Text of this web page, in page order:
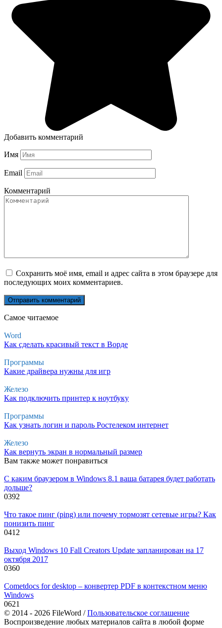
Добавить комментарий
Имя
Email
Комментарий
Сохранить моё имя, email и адрес сайта в этом браузере для
последующих моих комментариев.
Самое читаемое
Word
Как сделать красивый текст в Ворде
Программы
Какие драйвера нужны для игр
Железо
Как подключить принтер к ноутбуку
Программы
Как узнать логин и пароль Ростелеком интернет
Железо
Как вернуть экран в нормальный размер
Вам также может понравиться
С каким браузером в Windows 8.1 ваша батарея будет работать
дольше?
0392
Что такое пинг (ping) или почему тормозят сетевые игры? Как
понизить пинг
0412
Выход Windows 10 Fall Creators Update запланирован на 17
октября 2017
0360
Cometdocs for desktop – конвертер PDF в контекстном меню
Windows
0621
© 2014 - 2026 FileWord /Пользовательское соглашение
Воспроизведение любых материалов сайта в любой форме